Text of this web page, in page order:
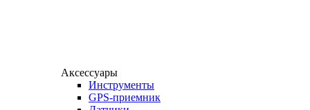
Аксессуары
Инструменты
GPS-приемник